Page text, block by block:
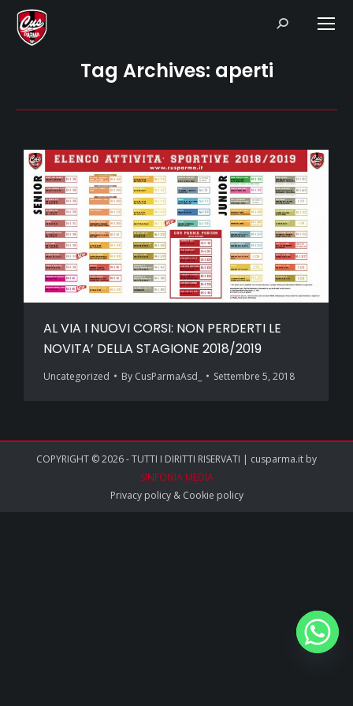
Search:
Tag Archives: aperti
AL VIA I NUOVI CORSI: NON PERDERTI LE
NOVITA’ DELLA STAGIONE 2018/2019
Uncategorized By CusParmaAsd_ Settembre 5, 2018
COPYRIGHT © 2026 - TUTTI I DIRITTI RISERVATI | cusparma.it by
SINFONIA MEDIA
Privacy policy& Cookie policy